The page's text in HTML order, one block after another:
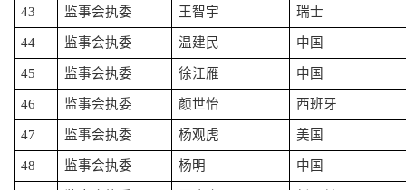
43 监事会执委 王智宇 瑞士
44 监事会执委 温建民 中国
45 监事会执委 徐江雁 中国
46 监事会执委 颜世怡 西班牙
47 监事会执委 杨观虎 美国
48 监事会执委 杨明 中国